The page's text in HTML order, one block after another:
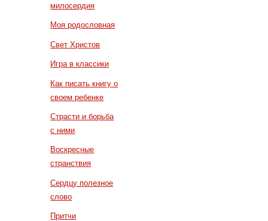
милосердия
Моя родословная
Свет Христов
Игра в классики
Как писать книгу о
своем ребенке
Страсти и борьба
с ними
Воскресные
странствия
Сердцу полезное
слово
Притчи